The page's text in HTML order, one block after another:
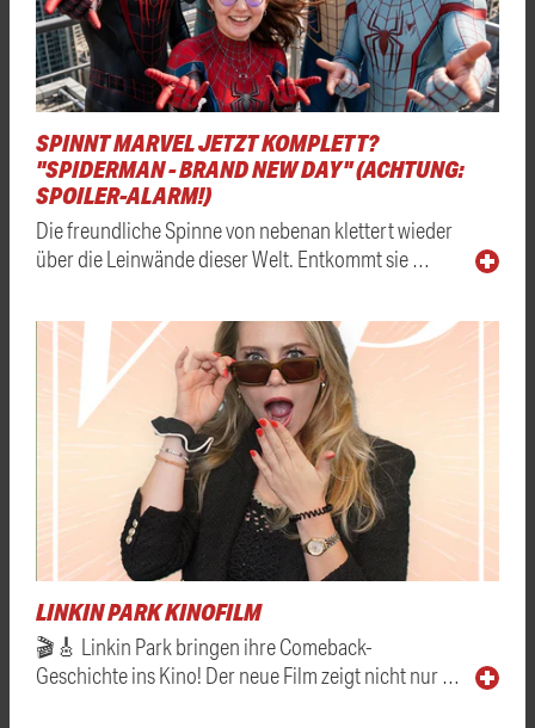
SPINNT MARVEL JETZT KOMPLETT?
"SPIDERMAN - BRAND NEW DAY" (ACHTUNG:
SPOILER-ALARM!)
Die freundliche Spinne von nebenan klettert wieder
über die Leinwände dieser Welt. Entkommt sie …
LINKIN PARK KINOFILM
🎬🎸 Linkin Park bringen ihre Comeback-
Geschichte ins Kino! Der neue Film zeigt nicht nur …